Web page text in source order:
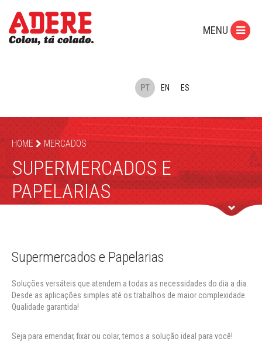
PT EN ES
MENU
HOME MERCADOS
SUPERMERCADOS E
PAPELARIAS
Supermercados e Papelarias
Soluções versáteis que atendem a todas as necessidades do dia a dia.
Desde as aplicações simples até os trabalhos de maior complexidade.
Qualidade garantida!
Seja para emendar, fixar ou colar, temos a solução ideal para você!